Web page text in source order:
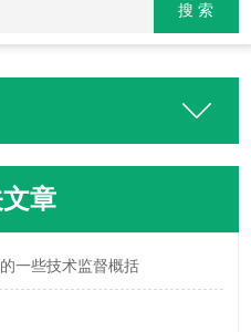
章
一些技术监督概括